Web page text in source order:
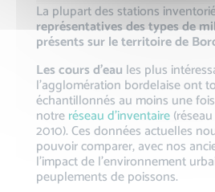
La plupart des stations
représentatives des types de
présents sur le territoire de
Les cours d’eau les plus
l’agglomération bordelaise ont
échantillonnés au moins une
notreréseau d’inventaire
2010). Ces données actuelles
pouvoir comparer, avec nos
l’impact de l’environnement
peuplements de poissons.